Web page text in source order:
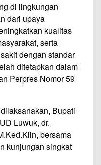
di lingkungan
dari upaya
kualitas
serta
dengan standar
ditetapkan dalam
Perpres Nomor 59
Bupati
Luwuk, dr.
bersama
kunjungan singkat